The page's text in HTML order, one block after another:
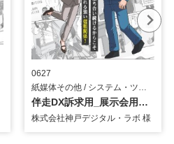
0627
紙媒体その他 / システム・ツール
伴走DX訴求用_展示会用パネル
株式会社神戸デジタル・ラボ 様